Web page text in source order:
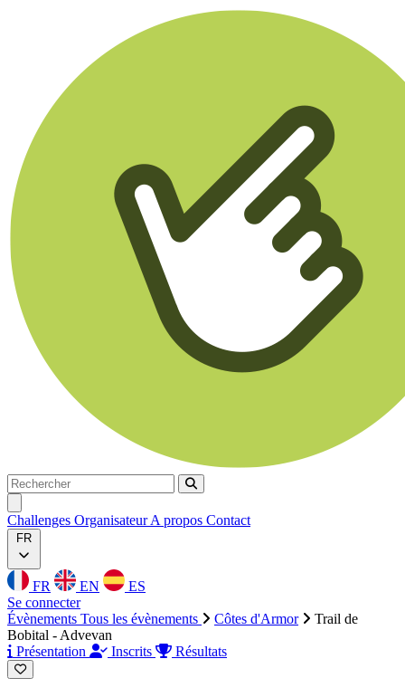
Rechercher
Rechercher
Challenges OrganisateurA propos Contact
FR
FR EN
ES
Se connecter
Évènements Tous les évènements Côtes d'Armor
Trail de
Bobital - Advevan
Présentation
Inscrits Résultats